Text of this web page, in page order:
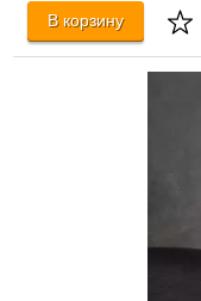
В корзину